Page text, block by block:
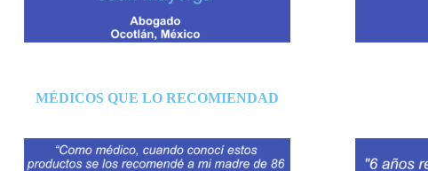
MÉDICOS QUE LO RECOMIENDAD